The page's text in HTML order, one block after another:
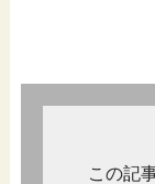
この記